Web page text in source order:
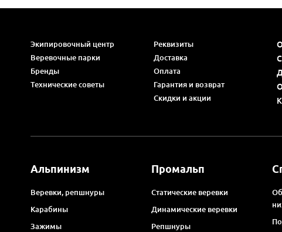
Экипировочный центр
Веревочные парки
Бренды
Технические советы
Реквизиты
Доставка
Оплата
Гарантия и возврат
Скидки и акции
Альпинизм
Веревки, репшнуры
Карабины
Зажимы
Промальп
Статические веревки
Динамические веревки
Репшнуры